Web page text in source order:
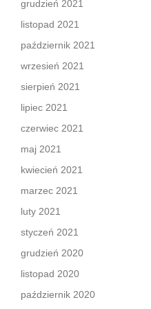
grudzień 2021
listopad 2021
październik 2021
wrzesień 2021
sierpień 2021
lipiec 2021
czerwiec 2021
maj 2021
kwiecień 2021
marzec 2021
luty 2021
styczeń 2021
grudzień 2020
listopad 2020
październik 2020